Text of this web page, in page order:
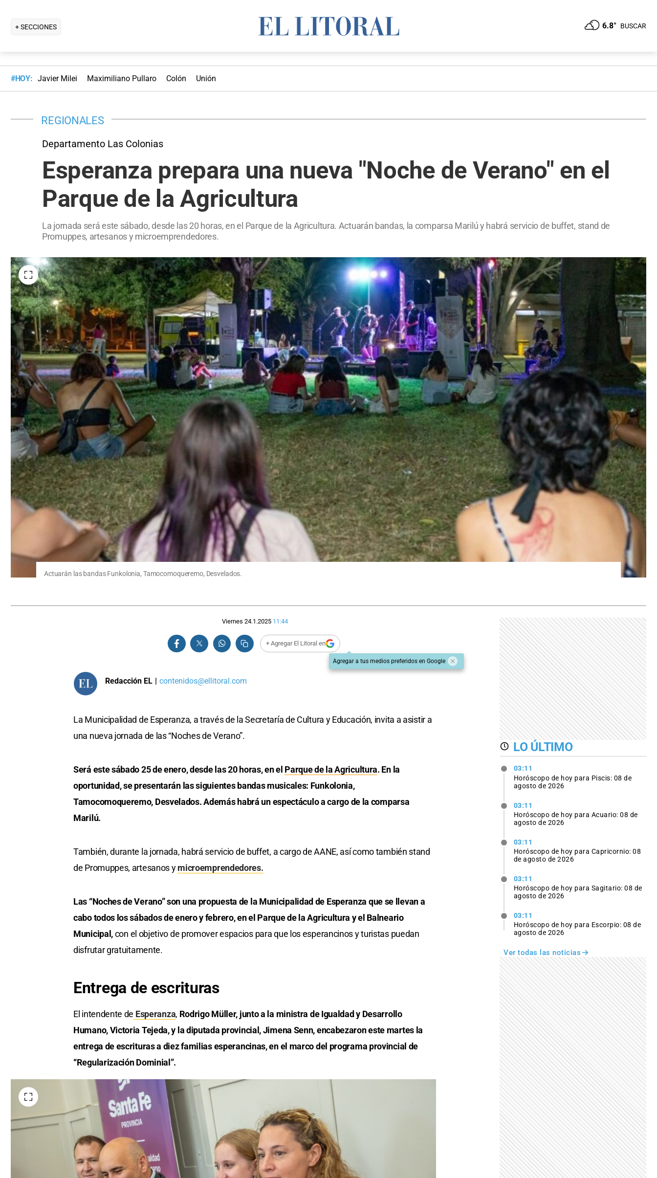
+ SECCIONES 6.8° BUSCAR
#HOY: Javier Milei Maximiliano Pullaro Colón Unión
REGIONALES
Departamento Las Colonias
Esperanza prepara una nueva "Noche de Verano" en el
Parque de la Agricultura
La jornada será este sábado, desde las 20 horas, en el Parque de la Agricultura. Actuarán bandas, la comparsa Marilú y habrá servicio de buffet, stand de
Promuppes, artesanos y microemprendedores.
Actuarán las bandas Funkolonia, Tamocomoqueremo, Desvelados.
Viernes 24.1.2025 11:44
+ Agregar El Litoral en
Agregar a tus medios preferidos en Google
Redacción EL | contenidos@ellitoral.com
La Municipalidad de Esperanza, a través de la Secretaría de Cultura y Educación, invita a asistir a
una nueva jornada de las “Noches de Verano”.
Será este sábado 25 de enero, desde las 20 horas, en el Parque de la Agricultura. En la
oportunidad, se presentarán las siguientes bandas musicales: Funkolonia,
Tamocomoqueremo, Desvelados. Además habrá un espectáculo a cargo de la comparsa
Marilú.
También, durante la jornada, habrá servicio de buffet, a cargo de AANE, así como también stand
de Promuppes, artesanos ymicroemprendedores.
Las “Noches de Verano” son una propuesta de la Municipalidad de Esperanza que se llevan a
cabo todos los sábados de enero y febrero, en el Parque de la Agricultura y el Balneario
Municipal,con el objetivo de promover espacios para que los esperancinos y turistas puedan
disfrutar gratuitamente.
Entrega de escrituras
El intendente de Esperanza, Rodrigo Müller, junto a la ministra de Igualdad y Desarrollo
Humano, Victoria Tejeda, y la diputada provincial, Jimena Senn, encabezaron este martes la
entrega de escrituras a diez familias esperancinas, en el marco del programa provincial de
“Regularización Dominial”.
LO ÚLTIMO
03:11
Horóscopo de hoy para Piscis: 08 de
agosto de 2026
03:11
Horóscopo de hoy para Acuario: 08 de
agosto de 2026
03:11
Horóscopo de hoy para Capricornio: 08
de agosto de 2026
03:11
Horóscopo de hoy para Sagitario: 08 de
agosto de 2026
03:11
Horóscopo de hoy para Escorpio: 08 de
agosto de 2026
Ver todas las noticias